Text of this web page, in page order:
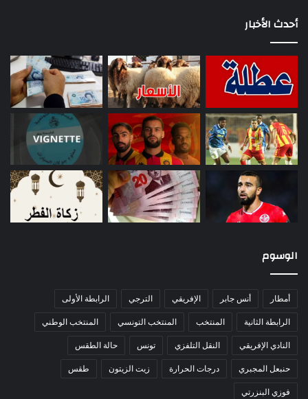
أحدث الأخبار
الوسوم
أمطار أنس جابر الإفريقي الترجي الرابطة الأولى
الرابطة الثانية المنتخب المنتخب التونسي المنتخب الوطني
النادي الإفريقي النقل التلفزي تونس حالة الطقس
حنبعل المجبري درجات الحرارة زيت الزيتون طقس
فوزي البنزرتي